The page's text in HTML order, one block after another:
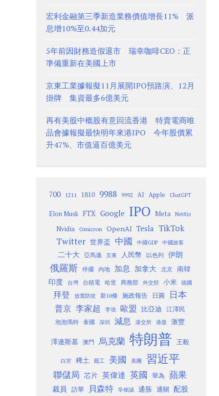
宏利金融第三季新造業務價值增長11% 派
息增10%至0.44加元
5年前因財務造假退市 瑞幸咖啡CEO：正
準備重新在美國上市
京東工業據報擬11月展開IPO預路演、12月
掛牌 集資最多6億美元
再有美股中概股有意回流香港 特賣電商唯
品會據報擬最快明年來港IPO 今年股價累
升47%、市值逼百億美元
700 1211 1810 9988 9992 AI Apple ChatGPT
Elon Musk FTX Google IPO Meta Netflix
Nvidia Omicron OpenAI Tesla TikTok
Twitter 世界盃 中國 中國GDP 中國旅客
二十大 亞馬遜 京東 人民幣 以色列 伊朗
俄羅斯 停擺 內地 加息 加拿大 北京
南韓
印度
台灣 台積電 哈里 商務部 外交部 小米 德國
拜登 放寬防疫 新10條 施政報告 日圓 日本
普京 李家超 李強 歐盟 比亞迪 江澤民
泡泡瑪特 泰國 深圳 減息 港交所 港股 滙豐
澤連斯基 澳門 烏克蘭 特朗普 王毅
白宮 稀土 罷工 美國 美團 習近平
聯儲局 芯片 英偉達 英國 華為 蘋果
裁員 訪華 貝森特 辛偉誠 通脹 通關 配股